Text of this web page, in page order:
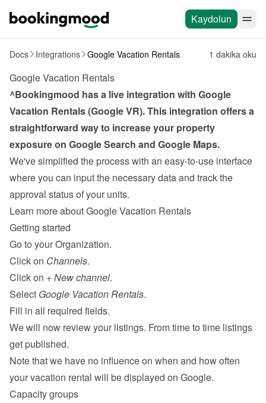
Kaydolun
Docs Integrations Google Vacation Rentals 1 dakika oku
Google Vacation Rentals
^Bookingmood has a live integration with Google
Vacation Rentals (Google VR). This integration offers a
straightforward way to increase your property
exposure on Google Search and Google Maps.
We've simplified the process with an easy-to-use interface
where you can input the necessary data and track the
approval status of your units.
Learn more about Google Vacation Rentals
Getting started
Go to your Organization.
Click on Channels.
Click on + New channel.
Select Google Vacation Rentals.
Fill in all required fields.
We will now review your listings. From time to time listings
get published.
Note that we have no influence on when and how often
your vacation rental will be displayed on Google.
Capacity groups